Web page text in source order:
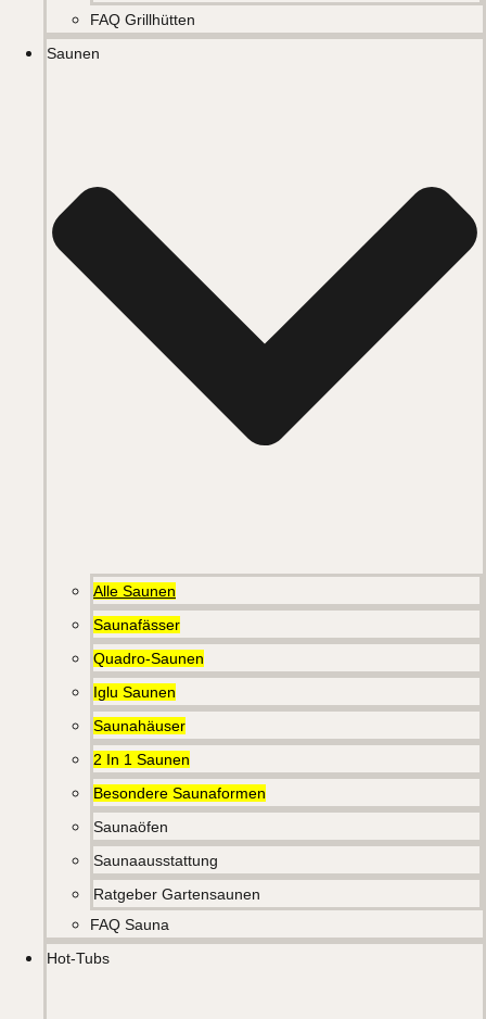
FAQ Grillhütten
Saunen
Alle Saunen
Saunafässer
Quadro-Saunen
Iglu Saunen
Saunahäuser
2 In 1 Saunen
Besondere Saunaformen
Saunaöfen
Saunaausstattung
Ratgeber Gartensaunen
FAQ Sauna
Hot-Tubs